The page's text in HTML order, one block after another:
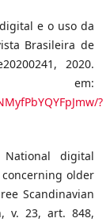
digital e o uso da
Brasileira de
2020.
em:
?
National digital
older
Scandinavian
v. 23, art. 848,